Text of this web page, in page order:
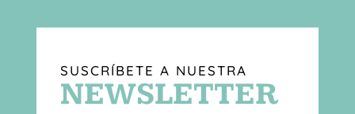
SUSCRÍBETE A NUESTRA
NEWSLETTER